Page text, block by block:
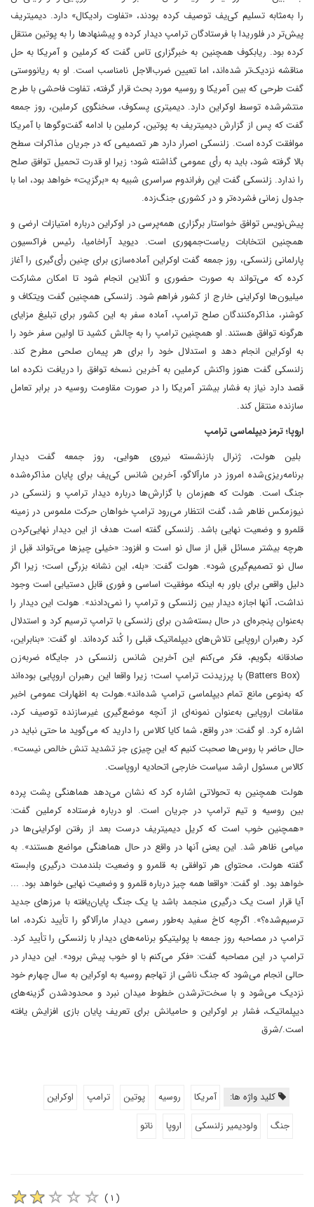
را به‌مثابه تسلیم کی‌یف توصیف کرده بودند، «تفاوت رادیکال» دارد. دیمیتریف
پیش‌تر در فلوریدا با فرستادگان ترامپ دیدار کرده و پیشنهادها‌ را به پوتین منتقل
کرده بود. ریابکوف همچنین به خبرگزاری تاس گفت که کرملین و آمریکا به حل
مناقشه نزدیک‌تر شده‌اند، اما تعیین ضرب‌الاجل نامناسب است. او به ریانووستی
گفت طرحی که بین آمریکا و روسیه مورد بحث قرار گرفته، تفاوت فاحشی با طرح
منتشرشده توسط اوکراین دارد. دیمیتری پسکوف، سخنگوی کرملین، روز جمعه
گفت که پس از گزارش دیمیتریف به پوتین، کرملین با ادامه گفت‌وگوها با آمریکا
موافقت کرده است. زلنسکی اصرار دارد هر تصمیمی که در جریان مذاکرات سطح
بالا گرفته شود، باید به رأی عمومی گذاشته شود؛ زیرا او قدرت تحمیل توافق صلح
را ندارد. زلنسکی گفت این رفراندوم سراسری شبیه به «برگزیت» خواهد بود، اما با
جدول زمانی فشرده‌تر و در کشوری جنگ‌زده.
پیش‌نویس توافق خواستار برگزاری همه‌پرسی در اوکراین درباره امتیازات ارضی و
همچنین انتخابات ریاست‌جمهوری است. دیوید آراخامیا، رئیس فراکسیون
پارلمانی زلنسکی، روز جمعه گفت اوکراین آماده‌سازی برای چنین رأی‌گیری را آغاز
کرده که می‌تواند به صورت حضوری و آنلاین انجام شود تا امکان مشارکت
میلیون‌ها اوکراینی خارج از کشور فراهم شود. زلنسکی همچنین گفت ویتکاف و
کوشنر، مذاکره‌کنندگان صلح ترامپ، آماده سفر به این کشور برای تبلیغ مزایای
هرگونه توافق هستند. او همچنین ترامپ را به چالش کشید تا اولین سفر خود را
به اوکراین انجام دهد و استدلال خود را برای هر پیمان صلحی مطرح کند.
زلنسکی گفت هنوز واکنش کرملین به آخرین نسخه توافق را دریافت نکرده اما
قصد دارد نیاز به فشار بیشتر آمریکا را در صورت مقاومت روسیه در برابر تعامل
سازنده منتقل کند.
اروپا؛ ترمز دیپلماسی ترامپ
بلین هولت، ژنرال بازنشسته نیروی هوایی، روز جمعه گفت دیدار
برنامه‌ریزی‌شده امروز در مارآلاگو، آخرین شانس کی‌یف برای پایان مذاکره‌شده
جنگ است. هولت که هم‌زمان با گزارش‌ها درباره دیدار ترامپ و زلنسکی در
نیوزمکس ظاهر شد، گفت انتظار می‌رود ترامپ خواهان حرکت ملموس در زمینه
قلمرو و وضعیت نهایی باشد. زلنسکی گفته است هدف از این دیدار نهایی‌کردن
هرچه بیشتر مسائل قبل از سال نو است و افزود: «خیلی چیزها می‌تواند قبل از
سال نو تصمیم‌گیری شود». هولت گفت: «بله، این نشانه بزرگی است؛ زیرا اگر
دلیل واقعی برای باور به اینکه موفقیت اساسی و فوری قابل دستیابی است وجود
نداشت، آنها اجازه دیدار بین زلنسکی و ترامپ را نمی‌دادند». هولت این دیدار را
به‌عنوان پنجره‌ای در حال بسته‌شدن برای زلنسکی با ترامپ ترسیم کرد و استدلال
کرد رهبران اروپایی تلاش‌های دیپلماتیک قبلی را کُند کرده‌اند. او گفت: «بنابراین،
صادقانه بگویم، فکر می‌کنم این آخرین شانس زلنسکی در جایگاه ضربه‌زن
(Batters Box) با پرزیدنت ترامپ است؛ زیرا واقعا این رهبران اروپایی بوده‌اند
که به‌نوعی مانع تمام دیپلماسی ترامپ شده‌اند».هولت به اظهارات عمومی اخیر
مقامات اروپایی به‌عنوان نمونه‌ای از آنچه موضع‌گیری غیرسازنده توصیف کرد،
اشاره کرد. او گفت: «در واقع، شما کایا کالاس را دارید که می‌گوید ما حتی نباید در
حال حاضر با روس‌ها صحبت کنیم که این چیزی جز تشدید تنش خالص نیست».
کالاس مسئول ارشد سیاست خارجی اتحادیه اروپاست.
هولت همچنین به تحولاتی اشاره کرد که نشان می‌دهد هماهنگی پشت پرده
بین روسیه و تیم ترامپ در جریان است. او درباره فرستاده کرملین گفت:
«همچنین خوب است که کریل دیمیتریف درست بعد از رفتن اوکراینی‌ها در
میامی ظاهر شد. این یعنی آنها در واقع در حال هماهنگی مواضع هستند». به
گفته هولت، محتوای هر توافقی به قلمرو و وضعیت بلندمدت درگیری وابسته
خواهد بود. او گفت: «واقعا همه چیز درباره قلمرو و وضعیت نهایی خواهد بود. ...
آیا قرار است یک درگیری منجمد باشد یا یک جنگ پایان‌یافته با مرزهای جدید
ترسیم‌شده؟». اگرچه کاخ سفید به‌طور رسمی دیدار مارآلاگو را تأیید نکرده، اما
ترامپ در مصاحبه روز جمعه با پولیتیکو برنامه‌های دیدار با زلنسکی را تأیید کرد.
ترامپ در این مصاحبه گفت: «فکر می‌کنم با او خوب پیش برود». این دیدار در
حالی انجام می‌شود که جنگ ناشی از تهاجم روسیه به اوکراین به سال چهارم خود
نزدیک می‌شود و با سخت‌ترشدن خطوط میدان نبرد و محدودشدن گزینه‌های
دیپلماتیک، فشار بر اوکراین و حامیانش برای تعریف پایان بازی افزایش یافته
است./شرق
کلید واژه ها: آمریکا روسیه پوتین ترامپ
اوکراین
جنگ
ولودیمیر زلنسکی اروپا ناتو
( ۱ )